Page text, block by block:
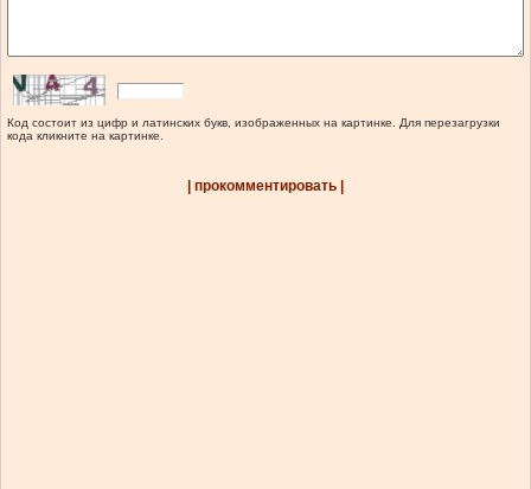
Код состоит из цифр и латинских букв, изображенных на картинке. Для перезагрузки
кода кликните на картинке.
| прокомментировать |